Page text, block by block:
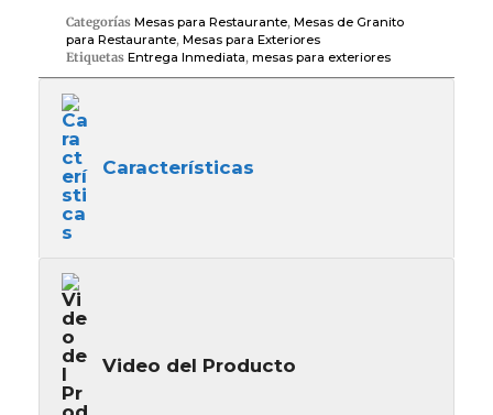
Categorías Mesas para Restaurante, Mesas de Granito
para Restaurante, Mesas para Exteriores
Etiquetas Entrega Inmediata, mesas para exteriores
Características
Video del Producto